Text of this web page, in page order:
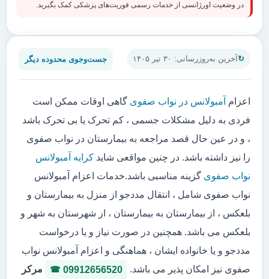
آخرین به‌روزرسانی: ۳۰ تیر ۱۴۰۵ جست‌وجوی محدوده دیگر
اعزام آمبولانس در نواب صفوی گاهی اوقات ممکن است
فردی به دلیل مشکلات جسمی ، کم تحرک یا بی تحرک باشد
، و در عین حال قصد مراجعه به بیمارستان در نواب صفوی
را نیز داشته باشد. در چنین مواقعی شاید کرایه آمبولانس
نواب صفوی گزینه مناسبی باشد.خدمات اعزام آمبولانس
نواب صفوی شامل ، انتقال مددجو از منزل به بیمارستان و
بلعکس ، از بیمارستان به بیمارستان ، از شهرستان به شهر و
بلعکس می باشد. همچنین در صورت نیاز و یا درخواست
مددجو و یا خانواده ایشان ، هماهنگی و اعزام آمبولانس نواب
صفوی نیز امکان پذیر می باشد.
09912656520
مرکر
در وضعیت اورژانسی از خدمات رسمی فوریت‌های پزشکی کمک بگیرید.